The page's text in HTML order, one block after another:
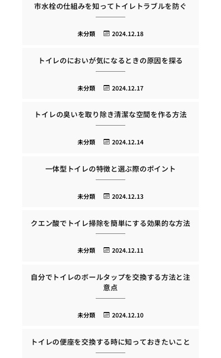
市水栓の仕組みを知ってトイレトラブルを防ぐ
2024.12.18
未分類
トイレのにおいが気になるときの原因を探る
2024.12.17
未分類
トイレの臭いを取り除き清潔な空間を作る方法
2024.12.14
未分類
一体型トイレの特徴と選ぶ際のポイント
2024.12.13
未分類
クエン酸でトイレ掃除を簡単にする効果的な方法
2024.12.11
未分類
自分でトイレのボールタップを交換する方法と注
意点
2024.12.10
未分類
トイレの便座を交換する時に知っておきたいこと